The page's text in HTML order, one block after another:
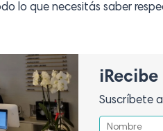
lo que necesitás saber
Suscríbete